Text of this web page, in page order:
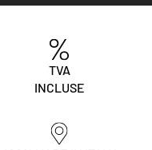
TVA
INCLUSE